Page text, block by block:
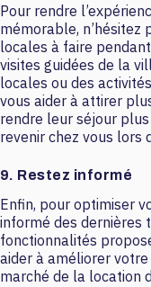
Pour rendre
mémorable, n’hésitez
locales à faire
visites guidées de la
locales ou des
vous aider à attirer
rendre leur séjour
revenir chez vous lors
9. Restez informé
Enfin, pour optimiser
informé des dernières
fonctionnalités
aider à améliorer
marché de la location